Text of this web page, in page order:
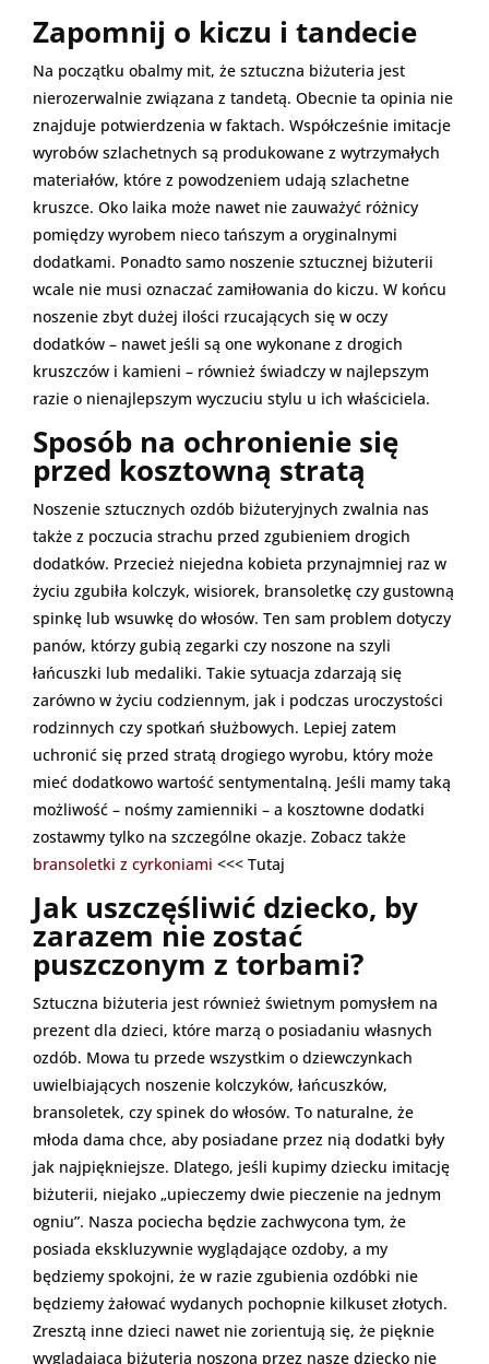
Zapomnij o kiczu i tandecie
Na początku obalmy mit, że sztuczna biżuteria jest
nierozerwalnie związana z tandetą. Obecnie ta opinia nie
znajduje potwierdzenia w faktach. Współcześnie imitacje
wyrobów szlachetnych są produkowane z wytrzymałych
materiałów, które z powodzeniem udają szlachetne
kruszce. Oko laika może nawet nie zauważyć różnicy
pomiędzy wyrobem nieco tańszym a oryginalnymi
dodatkami. Ponadto samo noszenie sztucznej biżuterii
wcale nie musi oznaczać zamiłowania do kiczu. W końcu
noszenie zbyt dużej ilości rzucających się w oczy
dodatków – nawet jeśli są one wykonane z drogich
kruszczów i kamieni – również świadczy w najlepszym
razie o nienajlepszym wyczuciu stylu u ich właściciela.
Sposób na ochronienie się
przed kosztowną stratą
Noszenie sztucznych ozdób biżuteryjnych zwalnia nas
także z poczucia strachu przed zgubieniem drogich
dodatków. Przecież niejedna kobieta przynajmniej raz w
życiu zgubiła kolczyk, wisiorek, bransoletkę czy gustowną
spinkę lub wsuwkę do włosów. Ten sam problem dotyczy
panów, którzy gubią zegarki czy noszone na szyli
łańcuszki lub medaliki. Takie sytuacja zdarzają się
zarówno w życiu codziennym, jak i podczas uroczystości
rodzinnych czy spotkań służbowych. Lepiej zatem
uchronić się przed stratą drogiego wyrobu, który może
mieć dodatkowo wartość sentymentalną. Jeśli mamy taką
możliwość – nośmy zamienniki – a kosztowne dodatki
zostawmy tylko na szczególne okazje. Zobacz także
bransoletki z cyrkoniami <<< Tutaj
Jak uszczęśliwić dziecko, by
zarazem nie zostać
puszczonym z torbami?
Sztuczna biżuteria jest również świetnym pomysłem na
prezent dla dzieci, które marzą o posiadaniu własnych
ozdób. Mowa tu przede wszystkim o dziewczynkach
uwielbiających noszenie kolczyków, łańcuszków,
bransoletek, czy spinek do włosów. To naturalne, że
młoda dama chce, aby posiadane przez nią dodatki były
jak najpiękniejsze. Dlatego, jeśli kupimy dziecku imitację
biżuterii, niejako „upieczemy dwie pieczenie na jednym
ogniu”. Nasza pociecha będzie zachwycona tym, że
posiada ekskluzywnie wyglądające ozdoby, a my
będziemy spokojni, że w razie zgubienia ozdóbki nie
będziemy żałować wydanych pochopnie kilkuset złotych.
Zresztą inne dzieci nawet nie zorientują się, że pięknie
wyglądająca biżuteria noszona przez nasze dziecko nie